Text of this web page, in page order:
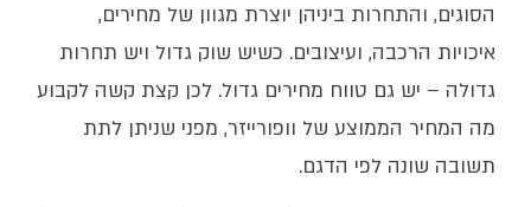
הסוגים, והתחרות ביניהן יוצרת מגוון של מחירים,
איכויות הרכבה, ועיצובים. כשיש שוק גדול ויש תחרות
גדולה – יש גם טווח מחירים גדול. לכן קצת קשה לקבוע
מה המחיר הממוצע של וופורייזר, מפני שניתן לתת
תשובה שונה לפי הדגם.